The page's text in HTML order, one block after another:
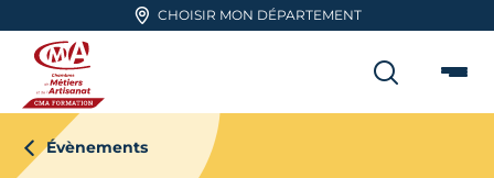
Aller en haut de pageCHOISIR MON DÉPARTEMENT
CMA FORMATION
Évènements